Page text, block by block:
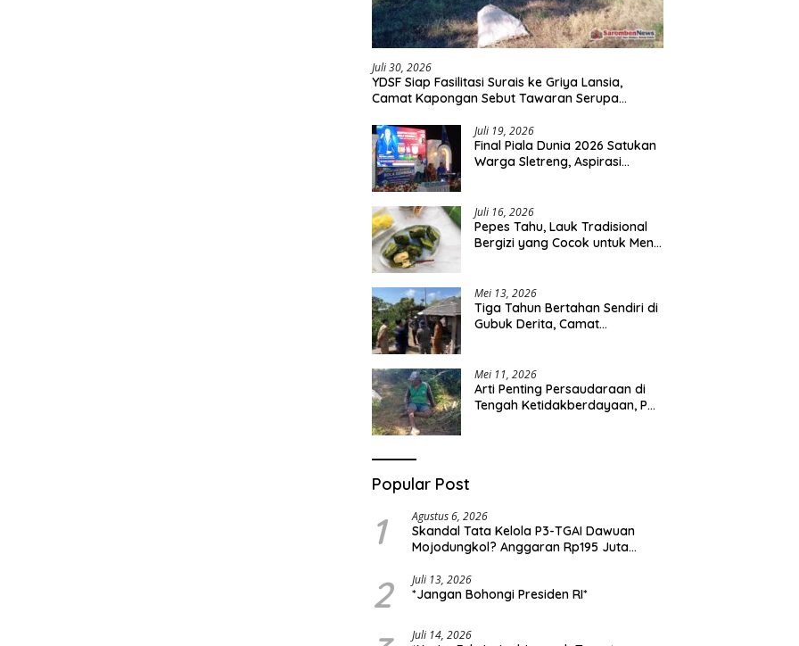
Juli 30, 2026
YDSF Siap Fasilitasi Surais ke Griya Lansia,
Camat Kapongan Sebut Tawaran Serupa
Juli 19, 2026
Final Piala Dunia 2026 Satukan
Warga Sletreng, Aspirasi
Juli 16, 2026
Pepes Tahu, Lauk Tradisional
Bergizi yang Cocok untuk Menu
Mei 13, 2026
Tiga Tahun Bertahan Sendiri di
Gubuk Derita, Camat
Mei 11, 2026
Arti Penting Persaudaraan di
Tengah Ketidakberdayaan, Pak
Popular Post
1 Agustus 6, 2026
Skandal Tata Kelola P3-TGAI Dawuan
Mojodungkol? Anggaran Rp195 Juta
hingga Misteri Swakelola Petani
2 Juli 13, 2026
*Jangan Bohongi Presiden RI*
Juli 14, 2026